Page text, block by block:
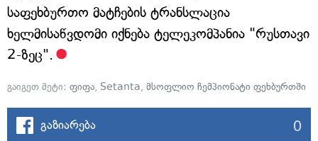
საფეხბურთო მატჩების ტრანსლაცია
ხელმისაწვდომი იქნება ტელეკომპანია "რუსთავი
2-ზეც".
გაიგეთ მეტი: ფიფა, Setanta, მსოფლიო ჩემპიონატი ფეხბურთში
გაზიარება 0